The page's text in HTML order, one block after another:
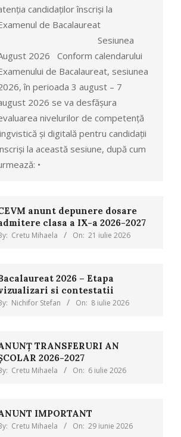
candidaților înscriși la
de Bacalaureat
Sesiunea
2026 Conform calendarului
de Bacalaureat, sesiunea
în perioada 3 august – 7
2026 se va desfășura
nivelurilor de competență
și digitală pentru candidații
la această sesiune, după cum
•
anunt depunere dosare
clasa a IX-a 2026-2027
Cretu Mihaela On: 21 iulie 2026
2026 – Etapa
si contestatii
Nichifor Stefan On: 8 iulie 2026
TRANSFERURI AN
2026-2027
Cretu Mihaela On: 6 iulie 2026
IMPORTANT
Cretu Mihaela On: 29 iunie 2026